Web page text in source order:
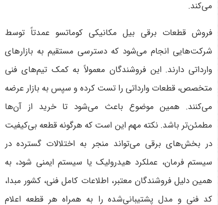
می‌کند.
فروش قطعات برقی بیل مکانیکی کوماتسو عمدتاً توسط
شرکت‌هایی انجام می‌شود که دسترسی مستقیم به بازارهای
وارداتی دارند. این فروشندگان معمولاً به کمک تیم‌های فنی
متخصص، قطعات وارداتی را تست کرده و سپس به بازار عرضه
می‌کنند. همین موضوع باعث می‌شود تا خرید از آن‌ها
مطمئن‌تر باشد. نکته مهم این است که هرگونه قطعه بی‌کیفیت
در بخش‌های برقی می‌تواند منجر به اختلالات گسترده در
سیستم فرمان، عملکرد هیدرولیک یا سیستم ایمنی شود، به
همین دلیل فروشندگان معتبر، اطلاعات کامل فنی، کشور مبدا،
کد فنی و مدل پشتیبانی‌شده را به همراه هر قطعه اعلام